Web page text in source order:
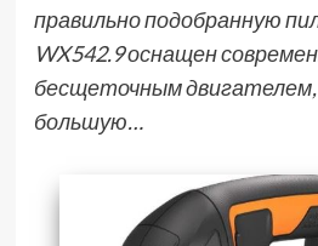
правильно подобранную
WX542.9 оснащен
бесщеточным
большую…